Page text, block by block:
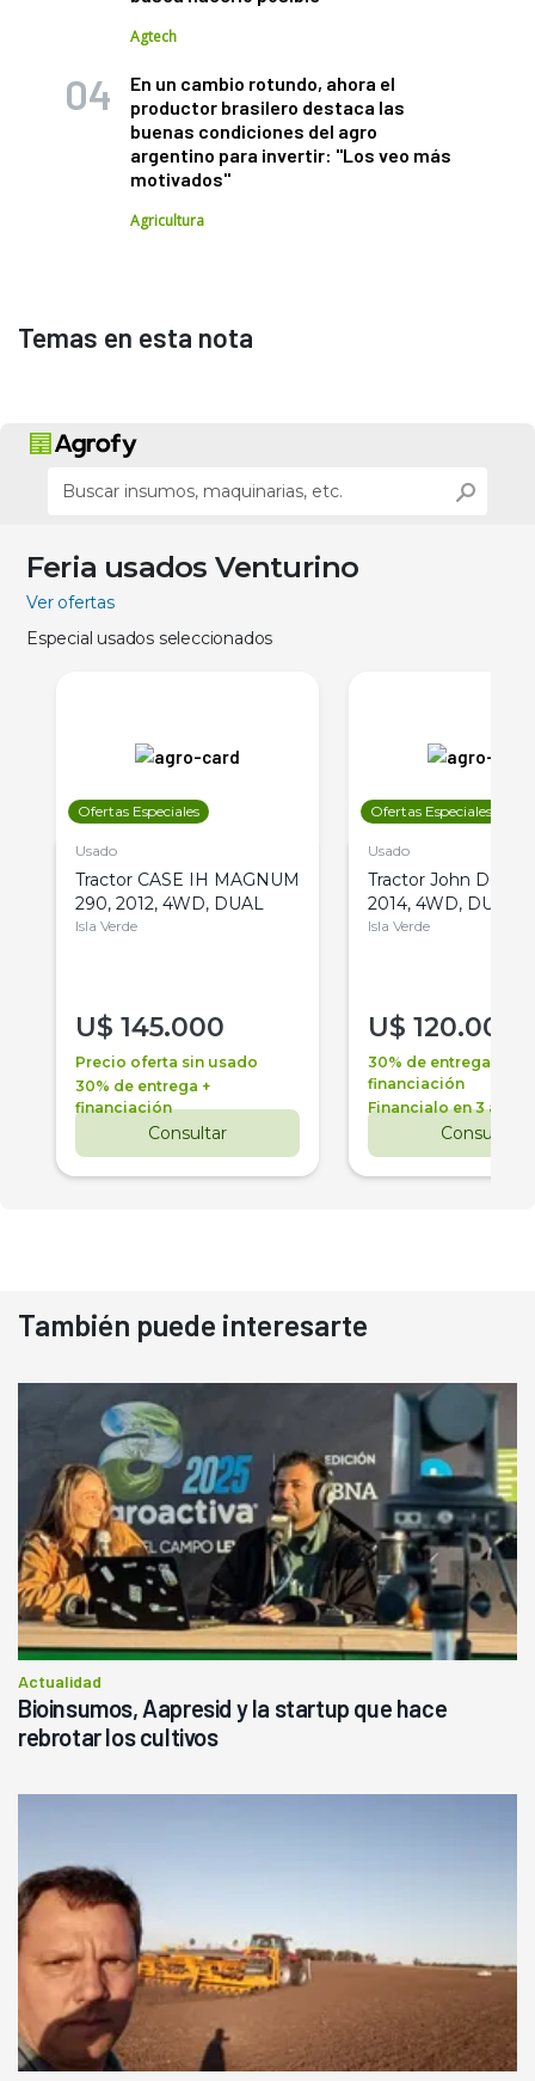
Agtech
En un cambio rotundo, ahora el
productor brasilero destaca las
buenas condiciones del agro
argentino para invertir: "Los veo más
motivados"
Agricultura
Temas en esta nota
Feria usados Venturino
Ver ofertas
Especial usados seleccionados
Ofertas Especiales
Usado
Tractor CASE IH MAGNUM
290, 2012, 4WD, DUAL
Isla Verde
U$ 145.000
Precio oferta sin usado
30% de entrega +
financiación
Consultar
Ofertas Especiales
Usado
Tractor John Deere
2014, 4WD, DUAL
Isla Verde
U$ 120.000
30% de entrega +
financiación
Financialo en 3 años
Consultar
También puede interesarte
Actualidad
Bioinsumos, Aapresid y la startup que hace
rebrotar los cultivos